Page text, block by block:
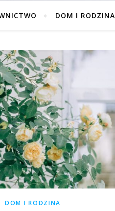
DOM I RODZINA
DOM I RODZINA